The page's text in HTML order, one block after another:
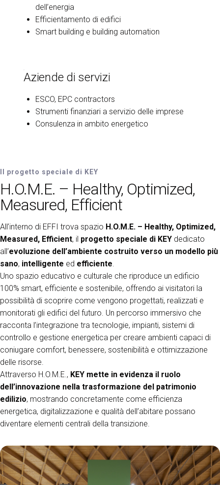
dell’energia
Efficientamento di edifici
Smart building e building automation
Aziende di servizi
ESCO, EPC contractors
Strumenti finanziari a servizio delle imprese
Consulenza in ambito energetico
Il progetto speciale di KEY
H.O.M.E. – Healthy, Optimized,
Measured, Efficient
All’interno di EFFI trova spazio H.O.M.E. – Healthy, Optimized,
Measured, Efficient, il progetto speciale di KEY dedicato
all’evoluzione dell’ambiente costruito verso un modello più
sano, intelligente ed efficiente
Uno spazio educativo e culturale che riproduce un edificio
100% smart, efficiente e sostenibile, offrendo ai visitatori la
possibilità di scoprire come vengono progettati, realizzati e
monitorati gli edifici del futuro. Un percorso immersivo che
racconta l’integrazione tra tecnologie, impianti, sistemi di
controllo e gestione energetica per creare ambienti capaci di
coniugare comfort, benessere, sostenibilità e ottimizzazione
delle risorse.
Attraverso H.O.M.E., KEY mette in evidenza il ruolo
dell’innovazione nella trasformazione del patrimonio
edilizio, mostrando concretamente come efficienza
energetica, digitalizzazione e qualità dell’abitare possano
diventare elementi centrali della transizione.